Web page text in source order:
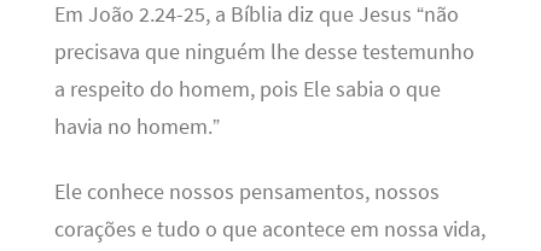
Em João 2.24-25, a Bíblia diz que Jesus “não
precisava que ninguém lhe desse testemunho
a respeito do homem, pois Ele sabia o que
havia no homem.”
Ele conhece nossos pensamentos, nossos
corações e tudo o que acontece em nossa vida,